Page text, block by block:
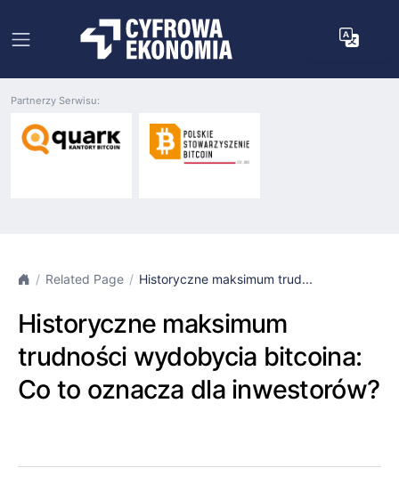
Partnerzy Serwisu:
Related Page Historyczne maksimum trud...
Historyczne maksimum
trudności wydobycia bitcoina:
Co to oznacza dla inwestorów?